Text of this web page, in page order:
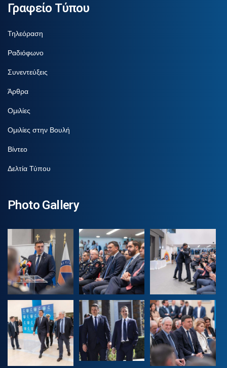
Γραφείο Τύπου
Τηλεόραση
Ραδιόφωνο
Συνεντεύξεις
Άρθρα
Ομιλίες
Ομιλίες στην Βουλή
Βίντεο
Δελτία Τύπου
Photo Gallery